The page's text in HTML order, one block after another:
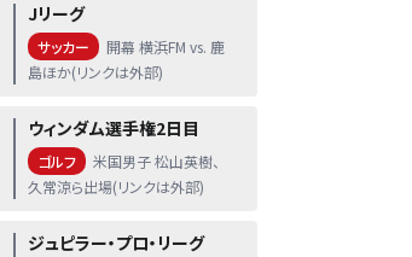
Jリーグ
サッカー
開幕 横浜FM vs. 鹿
島ほか(リンクは外部)
ウィンダム選手権2日目
ゴルフ
米国男子 松山英樹、
久常涼ら出場(リンクは外部)
ジュピラー・プロ・リーグ